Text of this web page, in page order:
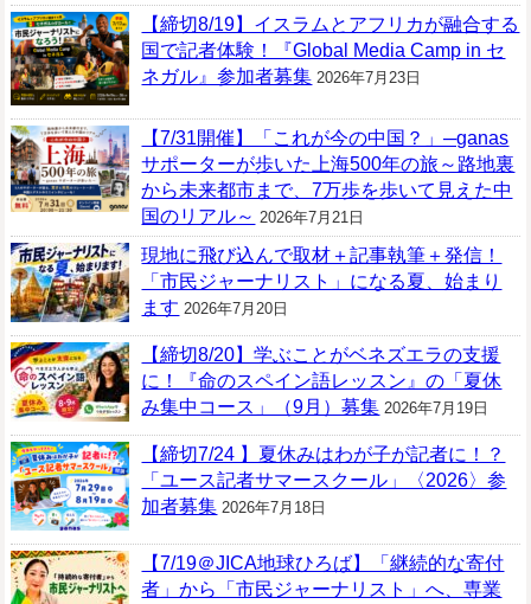
【締切8/19】イスラムとアフリカが融合する
国で記者体験！『Global Media Camp in セ
ネガル』参加者募集 2026年7月23日
【7/31開催】「これが今の中国？」─ganas
サポーターが歩いた上海500年の旅～路地裏
から未来都市まで、7万歩を歩いて見えた中
国のリアル～ 2026年7月21日
現地に飛び込んで取材＋記事執筆＋発信！
「市民ジャーナリスト」になる夏、始まり
ます 2026年7月20日
【締切8/20】学ぶことがベネズエラの支援
に！『命のスペイン語レッスン』の「夏休
み集中コース」（9月）募集 2026年7月19日
【締切7/24 】夏休みはわが子が記者に！？
「ユース記者サマースクール」〈2026〉参
加者募集 2026年7月18日
【7/19＠JICA地球ひろば】「継続的な寄付
者」から「市民ジャーナリスト」へ、専業